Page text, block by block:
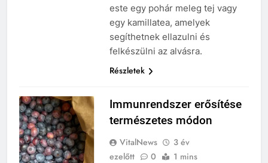
este egy pohár meleg tej vagy
egy kamillatea, amelyek
segíthetnek ellazulni és
felkészülni az alvásra.
Részletek
Immunrendszer erősítése
természetes módon
VitalNews
3 év
ezelőtt
0 1 mins